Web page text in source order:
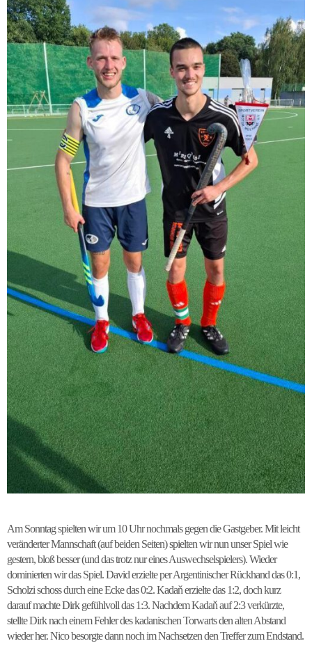
Am Sonntag spielten wir um 10 Uhr nochmals gegen die Gastgeber. Mit leicht
veränderter Mannschaft (auf beiden Seiten) spielten wir nun unser Spiel wie
gestern, bloß besser (und das trotz nur eines Auswechselspielers). Wieder
dominierten wir das Spiel. David erzielte per Argentinischer Rückhand das 0:1,
Scholzi schoss durch eine Ecke das 0:2. Kadaň erzielte das 1:2, doch kurz
darauf machte Dirk gefühlvoll das 1:3. Nachdem Kadaň auf 2:3 verkürzte,
stellte Dirk nach einem Fehler des kadanischen Torwarts den alten Abstand
wieder her. Nico besorgte dann noch im Nachsetzen den Treffer zum Endstand.